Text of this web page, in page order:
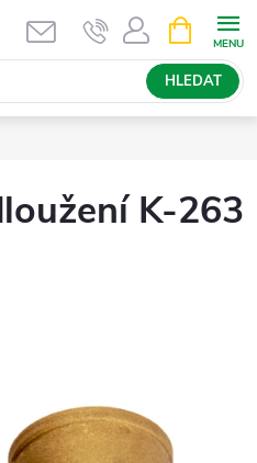
HLEDAT
NÁKUPNÍ
KOŠÍK
K-263